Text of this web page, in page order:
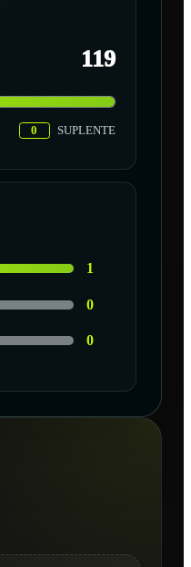
119
0 SUPLENTE
1
0
0